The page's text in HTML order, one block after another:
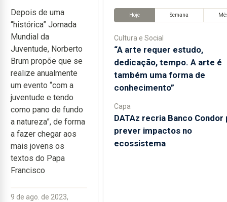
Depois de uma
“histórica” Jornada
Mundial da
Juventude, Norberto
Brum propõe que se
realize anualmente
um evento “com a
juventude e tendo
como pano de fundo
a natureza”, de forma
a fazer chegar aos
mais jovens os
textos do Papa
Francisco
9 de ago. de 2023,
Hoje Semana
Cultura e Social
“A arte requer estudo,
dedicação, tempo. A arte é
também uma forma de
conhecimento”
Capa
DATAz recria Banco Condor
prever impactos no
ecossistema